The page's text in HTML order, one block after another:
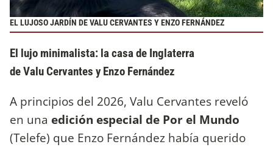
EL LUJOSO JARDÍN DE VALU CERVANTES Y ENZO FERNÁNDEZ
El lujo minimalista: la casa de Inglaterra
de Valu Cervantes y Enzo Fernández
A principios del 2026, Valu Cervantes reveló
en una edición especial de Por el Mundo
(Telefe) que Enzo Fernández había querido